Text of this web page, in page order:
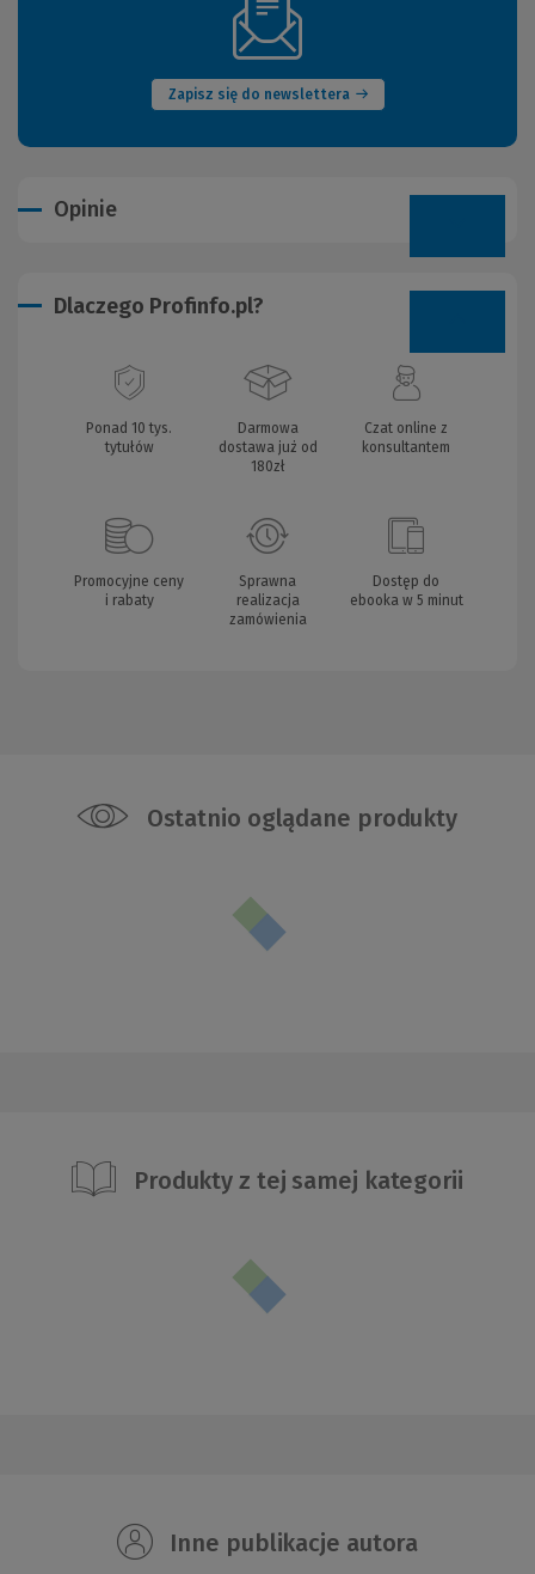
Zapisz się do newslettera
(Nowe
okno)
Opinie
Dlaczego Profinfo.pl?
Ponad 10 tys.
tytułów
Darmowa
dostawa już od
180zł
Czat online z
konsultantem
Promocyjne ceny
i rabaty
Sprawna
realizacja
zamówienia
Dostęp do
ebooka w 5 minut
Ostatnio oglądane produkty
Produkty z tej samej kategorii
Inne publikacje autora